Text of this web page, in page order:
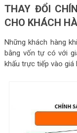
THAY ĐỔI
CHO KHÁCH
Những khách hàng
bằng vốn tự có với
khấu trực tiếp vào giá